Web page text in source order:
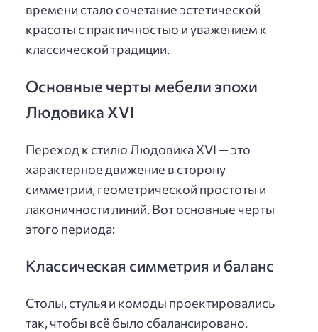
времени стало сочетание эстетической
красоты с практичностью и уважением к
классической традиции.
Основные черты мебели эпохи
Людовика XVI
Переход к стилю Людовика XVI — это
характерное движение в сторону
симметрии, геометрической простоты и
лаконичности линий. Вот основные черты
этого периода:
Классическая симметрия и баланс
Столы, стулья и комоды проектировались
так, чтобы всё было сбалансировано.